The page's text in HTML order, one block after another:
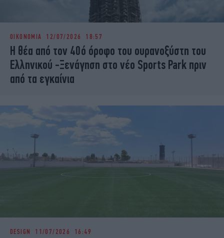
ΟΙΚΟΝΟΜΙΑ 12/07/2026 18:57
Η θέα από τον 40ό όροφο του ουρανοξύστη του
Ελληνικού -Ξενάγηση στο νέο Sports Park πριν
από τα εγκαίνια
DESIGN 11/07/2026 16:49